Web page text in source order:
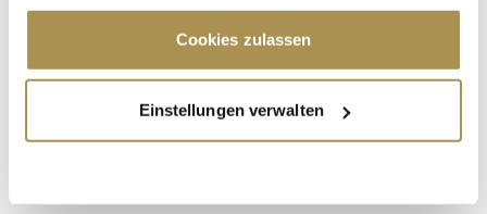
Cookie-Erklärung oder durch Klicken auf das Privacy
Trigger Symbol ändern oder widerrufen
Informationen über Ihre geografische Lage
erfassen, welche bis auf einige Meter genau sein
Cookies zulassen
Einstellungen verwalten
"Die Leute wollen einen Skandal im
Sommerloch"